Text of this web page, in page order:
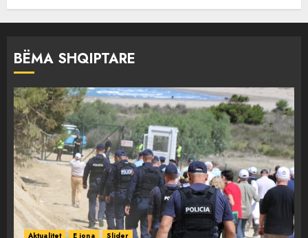
BËMA SHQIPTARE
Aktualitet E jona Slider